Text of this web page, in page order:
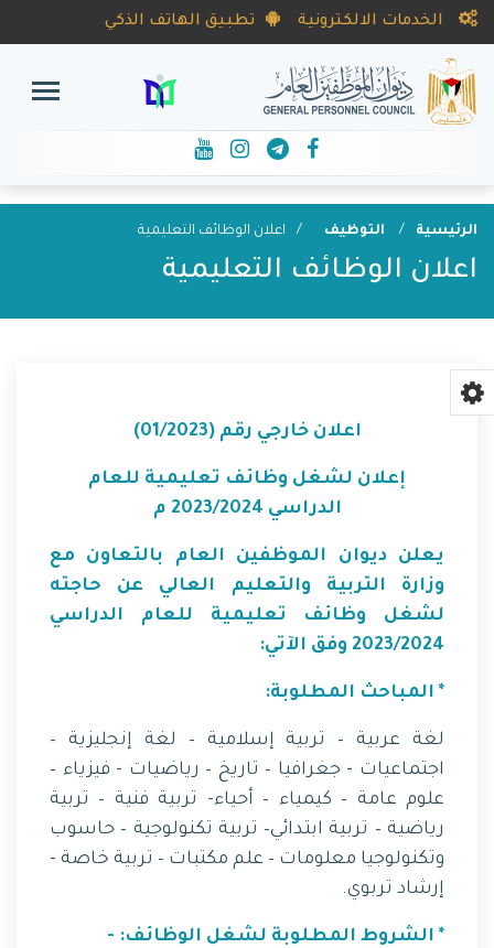
الخدمات الالكترونية تطبيق الهاتف الذكي
الرئيسية التوظيف اعلان الوظائف التعليمية
اعلان الوظائف التعليمية
اعلان خارجي رقم (01/2023)
إعلان لشغل وظائف تعليمية للعام
الدراسي 2023/2024 م
يعلن ديوان الموظفين العام بالتعاون مع
وزارة التربية والتعليم العالي عن حاجته
لشغل وظائف تعليمية للعام الدراسي
2023/2024 وفق الآتي:
* المباحث المطلوبة:
لغة عربية – تربية إسلامية – لغة إنجليزية –
اجتماعيات - جغرافيا – تاريخ – رياضيات - فيزياء –
علوم عامة – كيمياء – أحياء- تربية فنية – تربية
رياضية – تربية ابتدائي– تربية تكنولوجية – حاسوب
وتكنولوجيا معلومات – علم مكتبات – تربية خاصة -
إرشاد تربوي.
* الشروط المطلوبة لشغل الوظائف: -